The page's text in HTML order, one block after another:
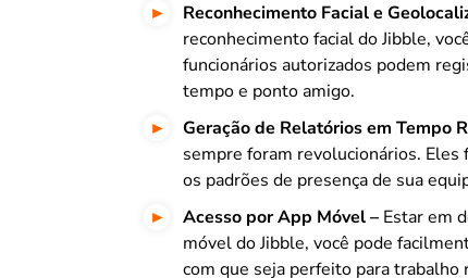
Reconhecimento Facial e
reconhecimento facial do Jibble,
funcionários autorizados podem
tempo e ponto amigo.
Geração de Relatórios em Tempo
sempre foram revolucionários.
os padrões de presença de sua
Acesso por App Móvel – Estar em
móvel do Jibble, você pode
com que seja perfeito para